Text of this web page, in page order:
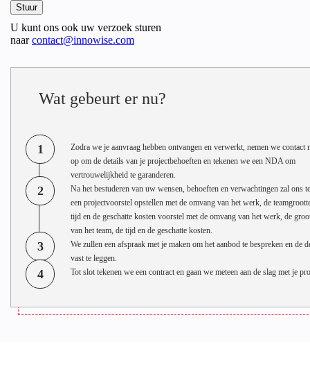
U kunt ons ook uw verzoek sturen
naarcontact@innowise.com
Wat gebeurt er nu?
1
Zodra we je aanvraag hebben ontvangen en verwerkt, nemen we contact
op om de details van je projectbehoeften en tekenen we een NDA om
vertrouwelijkheid te garanderen.
2
Na het bestuderen van uw wensen, behoeften en verwachtingen zal ons
een projectvoorstel opstellen met de omvang van het werk, de
tijd en de geschatte kosten voorstel met de omvang van het werk, de
van het team, de tijd en de geschatte kosten.
3
We zullen een afspraak met je maken om het aanbod te bespreken en de
vast te leggen.
4 Tot slot tekenen we een contract en gaan we meteen aan de slag met je